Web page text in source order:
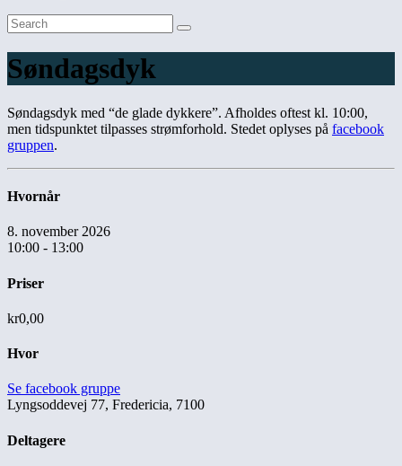
Søndagsdyk
Søndagsdyk med “de glade dykkere”. Afholdes oftest kl. 10:00,
men tidspunktet tilpasses strømforhold. Stedet oplyses på facebook
gruppen.
Hvornår
8. november 2026
10:00 - 13:00
Priser
kr0,00
Hvor
Se facebook gruppe
Lyngsoddevej 77, Fredericia, 7100
Deltagere